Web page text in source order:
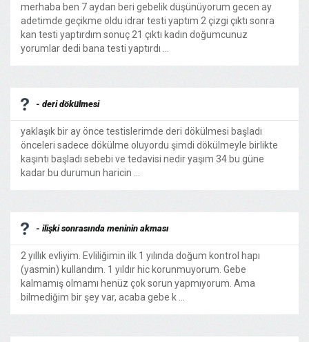
merhaba ben 7 aydan beri gebelik düşünüyorum gecen ay
adetimde geçikme oldu idrar testi yaptım 2 çizgi çıktı sonra
kan testi yaptırdım sonuç 21 çıktı kadın doğumcunuz
yorumlar dedi bana testi yaptırdı ...
- deri dökülmesi
yaklaşık bir ay önce testislerimde deri dökülmesi başladı
önceleri sadece dökülme oluyordu şimdi dökülmeyle birlikte
kaşıntı başladı sebebi ve tedavisi nedir yaşım 34 bu güne
kadar bu durumun haricin ...
- ilişki sonrasında meninin akması
2 yıllık evliyim. Evliliğimin ilk 1 yılında doğum kontrol hapı
(yasmin) kullandım. 1 yıldır hic korunmuyorum. Gebe
kalmamış olmamı henüz çok sorun yapmıyorum. Ama
bilmediğim bir şey var, acaba gebe k ...